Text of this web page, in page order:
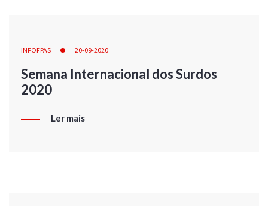
INFOFPAS 20-09-2020
Semana Internacional dos Surdos
2020
Ler mais